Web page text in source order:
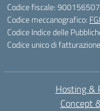
Codice fiscale:
Codice meccanografico:
Codice Indice delle
Codice unico di
Hosting &
Concept